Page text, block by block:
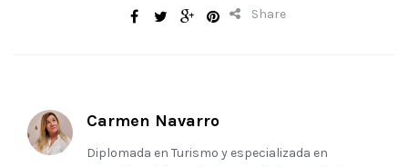
Share
Carmen Navarro
Diplomada en Turismo y especializada en